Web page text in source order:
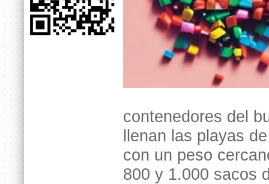
contenedores del
llenan las playas
con un peso
800 y 1.000 sacos